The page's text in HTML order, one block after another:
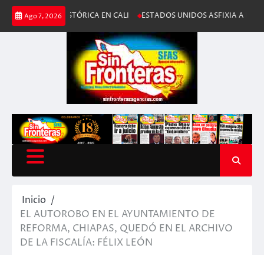
Saltar
contenido
Ago 7, 2026
HISTÓRICA EN CALI ESTADOS UNIDOS ASFIXIA A IRÁN; BLOQUEO
Inicio
EL AUTOROBO EN EL AYUNTAMIENTO DE
REFORMA, CHIAPAS, QUEDÓ EN EL ARCHIVO
DE LA FISCALÍA: FÉLIX LEÓN